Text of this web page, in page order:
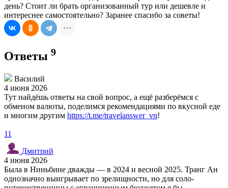
день? Стоит ли брать организованный тур или дешевле и
интереснее самостоятельно? Заранее спасибо за советы!
Ответы 9
Василий
4 июня 2026
Тут найдёшь ответы на свой вопрос, а ещё разберёмся с
обменом валюты, поделимся рекомендациями по вкусной еде
и многим другим https://t.me/travelanswer_vn!
11
Дмитрий
4 июня 2026
Была в Ниньбине дважды — в 2024 и весной 2025. Транг Ан
однозначно выигрывает по зрелищности, но для соло-